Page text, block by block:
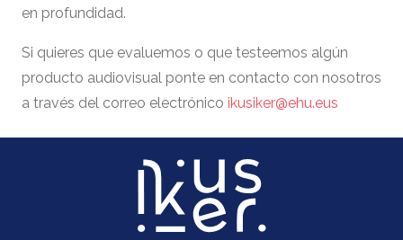
en profundidad.
Si quieres que evaluemos o que testeemos algún
producto audiovisual ponte en contacto con nosotros
a través del correo electrónico ikusiker@ehu.eus